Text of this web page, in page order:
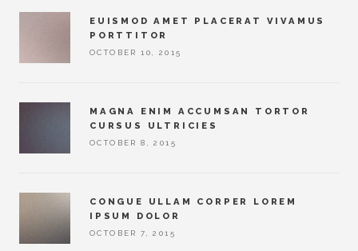
EUISMOD AMET PLACERAT VIVAMUS
PORTTITOR
OCTOBER 10, 2015
MAGNA ENIM ACCUMSAN TORTOR
CURSUS ULTRICIES
OCTOBER 8, 2015
CONGUE ULLAM CORPER LOREM
IPSUM DOLOR
OCTOBER 7, 2015